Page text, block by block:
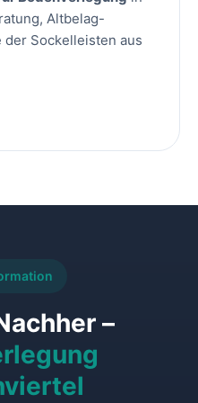
Altbelag-
der Sockelleisten aus
–